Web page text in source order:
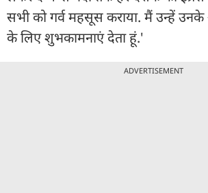
सभी को गर्व महसूस कराया. मैं उन्हें
के लिए शुभकामनाएं देता हूं.'
ADVERTISEMENT